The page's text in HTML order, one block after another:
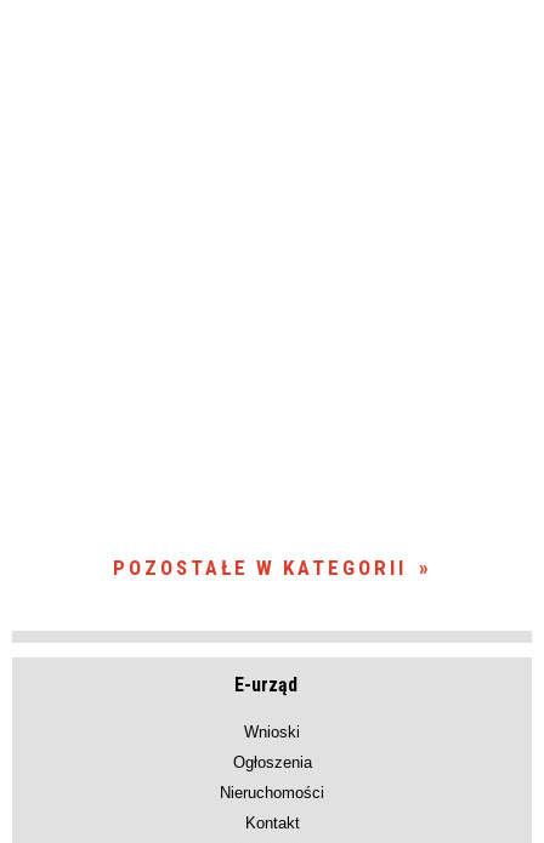
POZOSTAŁE W KATEGORII
E-urząd
Wnioski
Ogłoszenia
Nieruchomości
Kontakt